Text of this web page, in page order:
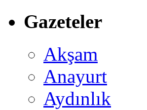
Gazeteler
Akşam
Anayurt
Aydınlık